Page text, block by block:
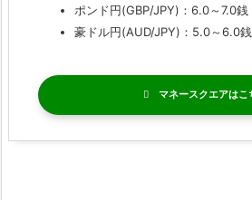
ポンド円(GBP/JPY)：6.0～7.0銭
豪ドル円(AUD/JPY)：5.0～6.0銭
マネースクエア